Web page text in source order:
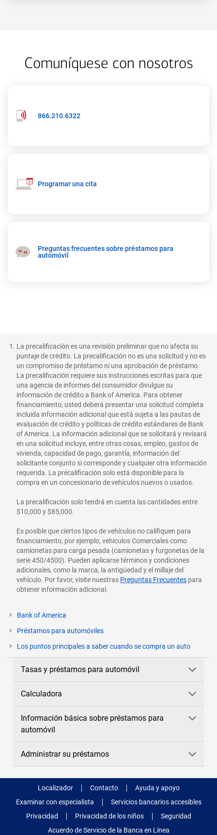
Comuníquese con nosotros
Número
866.210.6322
Programar una cita
Preguntas frecuentes sobre préstamos para
automóvil
La precalificación es una revisión preliminar que no afecta su
puntaje de crédito. La precalificación no es una solicitud y no es
un compromiso de préstamo ni una aprobación de préstamo.
La precalificación requiere sus instrucciones escritas para que
una agencia de informes del consumidor divulgue su
información de crédito a Bank of America. Para obtener
financiamiento, usted deberá presentar una solicitud completa
incluida información adicional que está sujeta a las pautas de
evaluación de crédito y políticas de crédito estándares de Bank
of America. La información adicional que se solicitará y revisará
en una solicitud incluye, entre otras cosas, empleo, gastos de
vivienda, capacidad de pago, garantía, información del
solicitante conjunto si corresponde y cualquier otra información
requerida. La precalificación solo está disponible para la
compra en un concesionario de vehículos nuevos o usados.
La precalificación solo tendrá en cuenta las cantidades entre
$10,000 y $85,000.
Es posible que ciertos tipos de vehículos no califiquen para
financiamiento, por ejemplo, vehículos Comerciales como
camionetas para carga pesada (camionetas y furgonetas de la
serie 450/4500). Pueden aplicarse términos y condiciones
adicionales, como la marca, la antigüedad y el millaje del
vehículo. Por favor, visite nuestras Preguntas Frecuentes para
obtener información adicional.
Bank of America
Préstamos para automóviles
Los puntos principales a saber cuando se compra un auto
Tasas y préstamos para automóvil
Calculadora
Información básica sobre préstamos para
automóvil
Administrar su préstamos
Localizador Contacto
Ayuda y apoyo
Examinar con especialista
Servicios bancarios accesibles
Privacidad
Privacidad de los niños
Seguridad
Acuerdo de Servicio de la Banca en Línea